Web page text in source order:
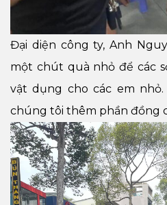
Đại diện công ty, Anh
một chút quà nhỏ để các
vật dụng cho các em
chúng tôi thêm phần đồng